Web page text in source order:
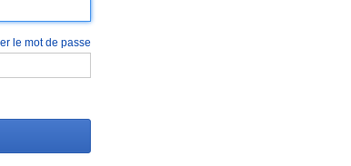
le mot de passe